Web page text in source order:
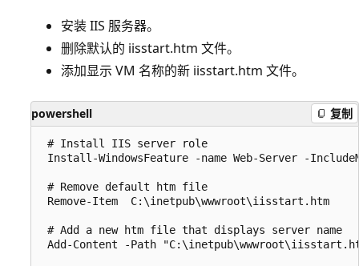
安装 IIS 服务器。
删除默认的 iisstart.htm 文件。
添加显示 VM 名称的新 iisstart.htm 文件。
powershell 复制
# Install IIS server role
Install-WindowsFeature -name Web-Server -
# Remove default htm file
Remove-Item  C:\inetpub\wwwroot\iisstart.htm
# Add a new htm file that displays server name
Add-Content -Path